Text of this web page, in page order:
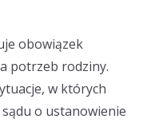
obowiązek
potrzeb rodziny.
w których
o ustanowienie